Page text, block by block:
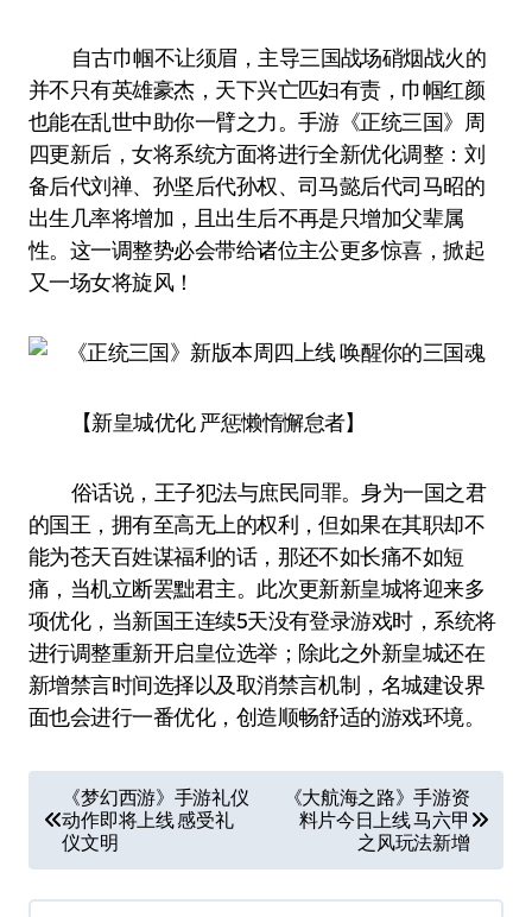
自古巾帼不让须眉，主导三国战场硝烟战火的
并不只有英雄豪杰，天下兴亡匹妇有责，巾帼红颜
也能在乱世中助你一臂之力。手游《正统三国》周
四更新后，女将系统方面将进行全新优化调整：刘
备后代刘禅、孙坚后代孙权、司马懿后代司马昭的
出生几率将增加，且出生后不再是只增加父辈属
性。这一调整势必会带给诸位主公更多惊喜，掀起
又一场女将旋风！
【新皇城优化 严惩懒惰懈怠者】
俗话说，王子犯法与庶民同罪。身为一国之君
的国王，拥有至高无上的权利，但如果在其职却不
能为苍天百姓谋福利的话，那还不如长痛不如短
痛，当机立断罢黜君主。此次更新新皇城将迎来多
项优化，当新国王连续5天没有登录游戏时，系统将
进行调整重新开启皇位选举；除此之外新皇城还在
新增禁言时间选择以及取消禁言机制，名城建设界
面也会进行一番优化，创造顺畅舒适的游戏环境。
章
导
航
《梦幻西游》手游礼仪
动作即将上线 感受礼
仪文明
《大航海之路》手游资
料片今日上线 马六甲
之风玩法新增